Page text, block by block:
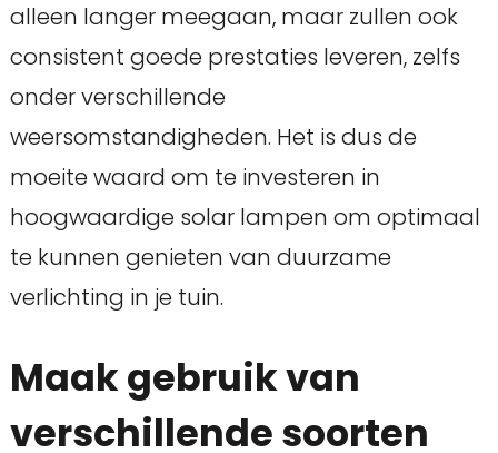
alleen langer meegaan, maar zullen ook
consistent goede prestaties leveren, zelfs
onder verschillende
weersomstandigheden. Het is dus de
moeite waard om te investeren in
hoogwaardige solar lampen om optimaal
te kunnen genieten van duurzame
verlichting in je tuin.
Maak gebruik van
verschillende soorten